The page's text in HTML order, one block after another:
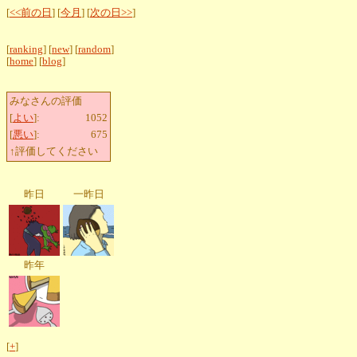
[<<前の日 ] [今月 ] [次の日>>]
[ranking] [new] [random]
[home] [blog]
みなさんの評価
[よい]:
1052
[悪い]:
675
↑評価してください
昨日 一昨日
昨年
[+]